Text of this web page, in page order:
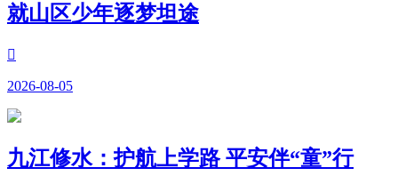
就山区少年逐梦坦途

2026-08-05
九江修水：护航上学路 平安伴“童”行